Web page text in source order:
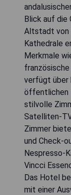
Blick auf die
Altstadt von
Kathedrale
Merkmale
französische
verfügt über
öffentlichen
stilvolle
Satelliten-
Zimmer
und Check-
Nespresso-
Vincci
Das Hotel
mit einer